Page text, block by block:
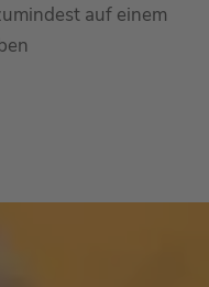
auf einem